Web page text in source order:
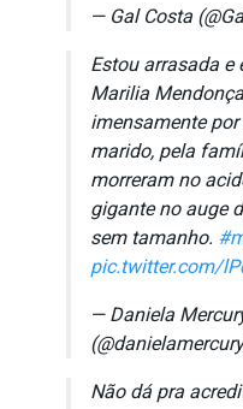
— Gal Costa
Estou arrasada e
Marilia
imensamente
marido, pela
morreram no
gigante no auge
sem tamanho.
pic.twitter.com/
— Daniela
Não dá pra